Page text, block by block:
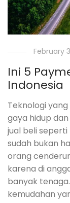
February
Ini 5
Indonesia
Teknologi
gaya hidup
jual beli
sudah bukan
orang
karena di
banyak
kemudahan